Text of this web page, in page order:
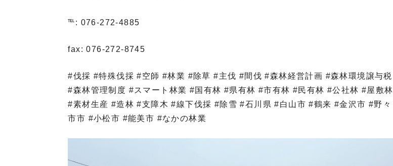
℡: 076-272-4885
fax: 076-272-8745
#伐採 #特殊伐採 #空師 #林業 #除草 #主伐 #間伐 #森林経営計画 #森林環境譲与税
#森林管理制度 #スマート林業 #国有林 #県有林 #市有林 #民有林 #公社林 #屋敷林
#素材生産 #造林 #支障木 #線下伐採 #除雪 #石川県 #白山市 #鶴来 #金沢市 #野々
市市 #小松市 #能美市 #なかの林業